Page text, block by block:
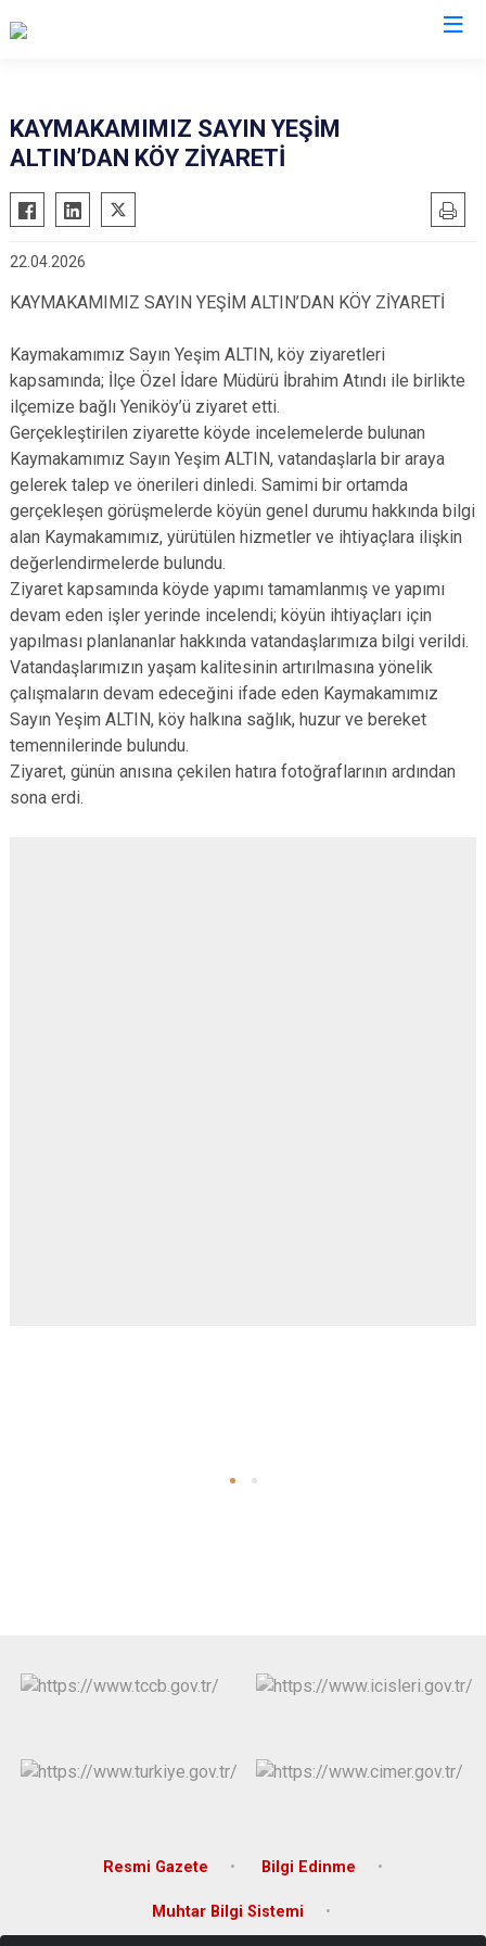
Almus
Artova
Erbaa
Niksar
Reşadiye
Zile
KAYMAKAMIMIZ SAYIN YEŞİM
ALTIN’DAN KÖY ZİYARETİ
22.04.2026
KAYMAKAMIMIZ SAYIN YEŞİM ALTIN’DAN KÖY ZİYARETİ
Kaymakamımız Sayın Yeşim ALTIN, köy ziyaretleri
kapsamında; İlçe Özel İdare Müdürü İbrahim Atındı ile birlikte
ilçemize bağlı Yeniköy’ü ziyaret etti.
Gerçekleştirilen ziyarette köyde incelemelerde bulunan
Kaymakamımız Sayın Yeşim ALTIN, vatandaşlarla bir araya
gelerek talep ve önerileri dinledi. Samimi bir ortamda
gerçekleşen görüşmelerde köyün genel durumu hakkında bilgi
alan Kaymakamımız, yürütülen hizmetler ve ihtiyaçlara ilişkin
değerlendirmelerde bulundu.
Ziyaret kapsamında köyde yapımı tamamlanmış ve yapımı
devam eden işler yerinde incelendi; köyün ihtiyaçları için
yapılması planlananlar hakkında vatandaşlarımıza bilgi verildi.
Vatandaşlarımızın yaşam kalitesinin artırılmasına yönelik
çalışmaların devam edeceğini ifade eden Kaymakamımız
Sayın Yeşim ALTIN, köy halkına sağlık, huzur ve bereket
temennilerinde bulundu.
Ziyaret, günün anısına çekilen hatıra fotoğraflarının ardından
sona erdi.
Resmi Gazete Bilgi Edinme
Muhtar Bilgi Sistemi